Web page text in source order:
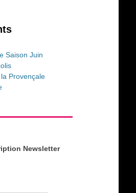
Saison Juin
Provençale
Newsletter